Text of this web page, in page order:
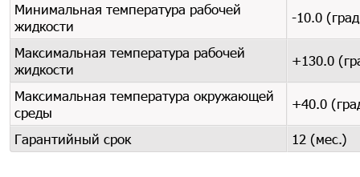
Минимальная температура рабочей
жидкости
-10.0
Максимальная температура рабочей
жидкости
+130.0
Максимальная температура окружающей
среды
+40.0
Гарантийный срок 12 (мес.)